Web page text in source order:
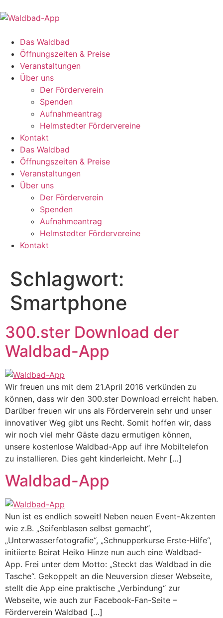
Das Waldbad
Öffnungszeiten & Preise
Veranstaltungen
Über uns
Der Förderverein
Spenden
Aufnahmeantrag
Helmstedter Fördervereine
Kontakt
Das Waldbad
Öffnungszeiten & Preise
Veranstaltungen
Über uns
Der Förderverein
Spenden
Aufnahmeantrag
Helmstedter Fördervereine
Kontakt
Schlagwort:
Smartphone
300.ster Download der
Waldbad-App
Wir freuen uns mit dem 21.April 2016 verkünden zu
können, dass wir den 300.ster Download erreicht haben.
Darüber freuen wir uns als Förderverein sehr und unser
innovativer Weg gibt uns Recht. Somit hoffen wir, dass
wir noch viel mehr Gäste dazu ermutigen können,
unsere kostenlose Waldbad-App auf ihre Mobiltelefon
zu installieren. Dies geht kinderleicht. Mehr […]
Waldbad-App
Nun ist es endlich soweit! Neben neuen Event-Akzenten
wie z.B. „Seifenblasen selbst gemacht“,
„Unterwasserfotografie“, „Schnupperkurse Erste-Hilfe“,
initiierte Beirat Heiko Hinze nun auch eine Waldbad-
App. Frei unter dem Motto: „Steckt das Waldbad in die
Tasche“. Gekoppelt an die Neuversion dieser Webseite,
stellt die App eine praktische „Verbindung“ zur
Webseite, wie auch zur Facebook-Fan-Seite –
Förderverein Waldbad […]